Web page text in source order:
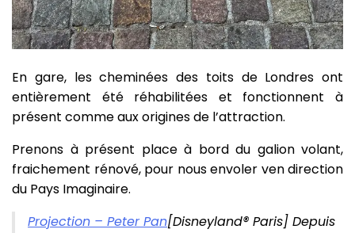
En gare, les cheminées des toits de Londres ont
entièrement été réhabilitées et fonctionnent à
présent comme aux origines de l’attraction.
Prenons à présent place à bord du galion volant,
fraichement rénové, pour nous envoler ven direction
du Pays Imaginaire.
Projection – Peter Pan[Disneyland® Paris] Depuis